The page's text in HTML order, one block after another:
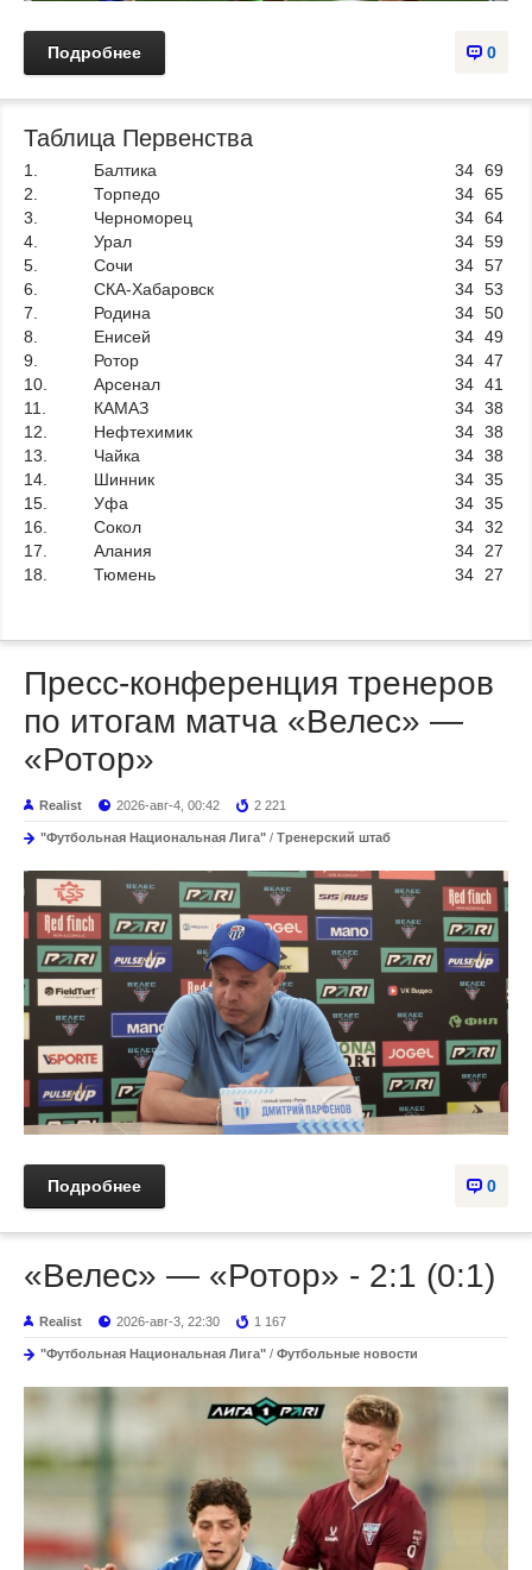
0
Подробнее
Таблица Первенства
1. Балтика 34 69
2.
Торпедо 34 65
3.
Черноморец 34 64
4.
Урал 34 59
5.
Сочи 34 57
6.
СКА-Хабаровск 34 53
7.
Родина 34 50
8.
Енисей 34 49
9.
Ротор 34 47
10.
Арсенал 34 41
11.
КАМАЗ 34 38
12.
Нефтехимик 34 38
13.
Чайка 34 38
14.
Шинник 34 35
15.
Уфа 34 35
16.
Сокол 34 32
17.
Алания 34
27
18.
Тюмень 34 27
Пресс-конференция тренеров
по итогам матча «Велес» —
«Ротор»
Realist 2026-авг-4, 00:42 2 221
"Футбольная Национальная Лига" / Тренерский штаб
0
Подробнее
«Велес» — «Ротор» - 2:1 (0:1)
Realist 2026-авг-3, 22:30 1 167
"Футбольная Национальная Лига" / Футбольные новости